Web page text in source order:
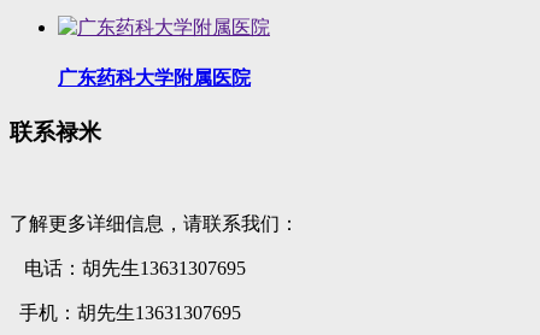
广东药科大学附属医院
联系禄米
了解更多详细信息，请联系我们：
电话：胡先生13631307695
手机：胡先生13631307695